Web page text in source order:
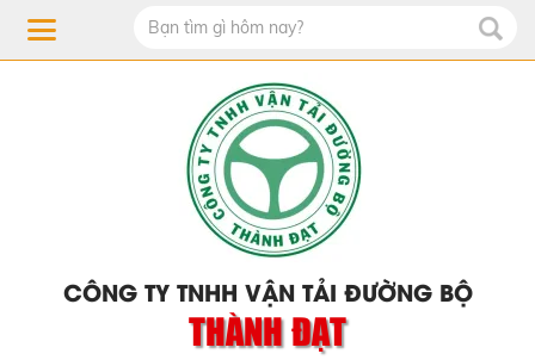
CÔNG TY TNHH VẬN TẢI ĐƯỜNG BỘ
THÀNH ĐẠT